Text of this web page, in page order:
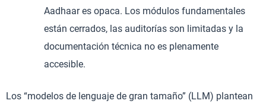
Aadhaar es opaca. Los módulos fundamentales
están cerrados, las auditorías son limitadas y la
documentación técnica no es plenamente
accesible.
Los “modelos de lenguaje de gran tamaño” (LLM) plantean